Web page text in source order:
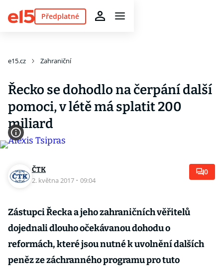
Předplatné
e15.cz Zahraniční
Řecko se dohodlo na čerpání další
pomoci, v létě má splatit 200
miliard
ČTK
2. května 2017 · 09:04
0
Zástupci Řecka a jeho zahraničních věřitelů
dojednali dlouho očekávanou dohodu o
reformách, které jsou nutné k uvolnění dalších
peněz ze záchranného programu pro tuto